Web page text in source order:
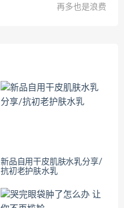
再多也是浪费
新品自用干皮肌肤水乳分享/
抗初老护肤水乳